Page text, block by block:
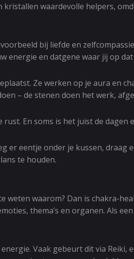
waardevolle helpers,
bij liefde en
energie en datgene waar jij op
Ze werken op je aura en
– de stenen doen het werk,
En soms is het juist de
er eentje onder je kussen,
te houden.
weten waarom? Dan is chakra-
thema’s en organen. Als
Vaak gebeurt dit via